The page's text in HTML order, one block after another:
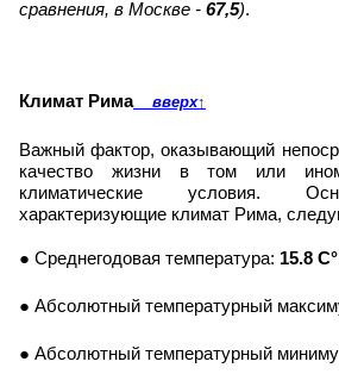
сравнения, в Москве - 67,5).
Климат Римавверх↑
Важный фактор, оказывающий
качество жизни в том или
климатические условия.
характеризующие климат Рима,
● Среднегодовая температура: 15.8 C°
● Абсолютный температурный
● Абсолютный температурный